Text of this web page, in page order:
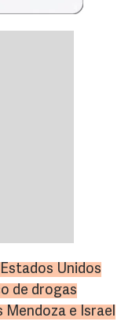
Unidos
de drogas
Mendoza e Israel